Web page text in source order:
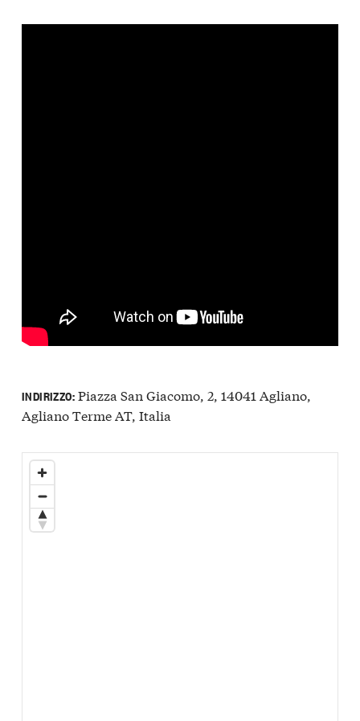
INDIRIZZO:Piazza San Giacomo, 2, 14041 Agliano,
Agliano Terme AT, Italia